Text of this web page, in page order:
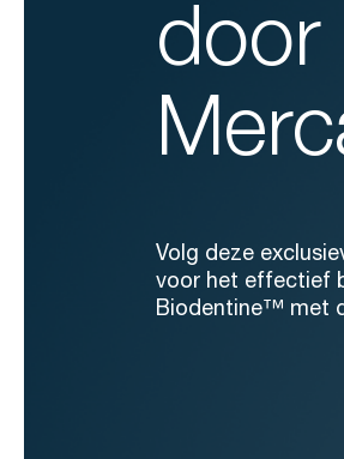
door
Volg deze
voor het effectief
Biodentine™ met